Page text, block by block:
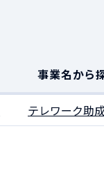
事業名から
テレワーク助